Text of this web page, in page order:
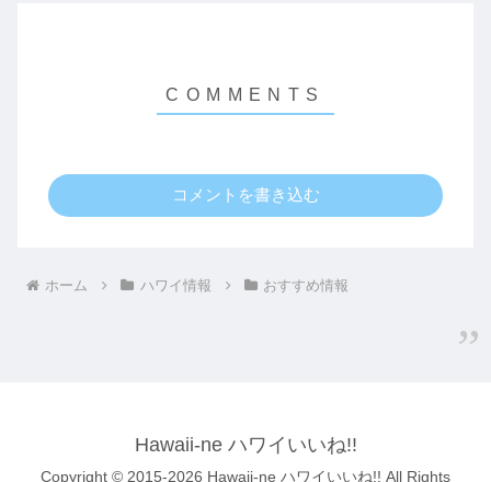
コメントを書き込む
ホーム ハワイ情報 おすすめ情報
Hawaii-ne ハワイいいね!!
Copyright © 2015-2026 Hawaii-ne ハワイいいね!! All Rights